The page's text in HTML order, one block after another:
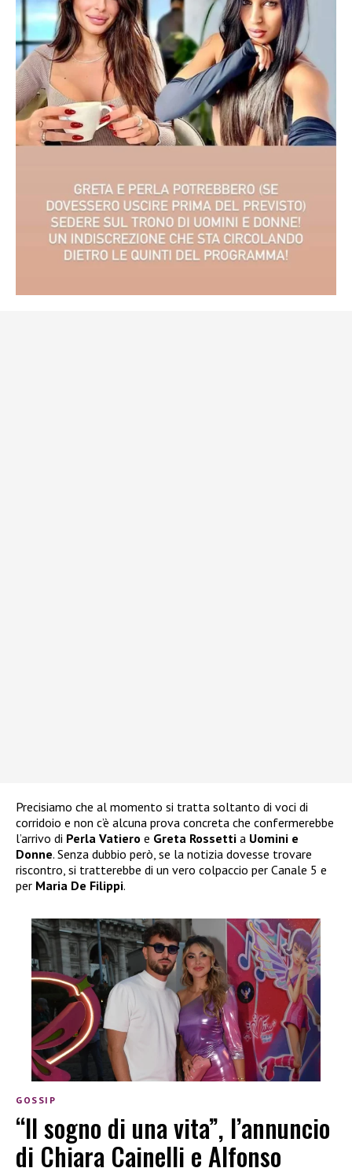
Precisiamo che al momento si tratta soltanto di voci di
corridoio e non c’è alcuna prova concreta che confermerebbe
l’arrivo di Perla Vatiero e Greta Rossetti a Uomini e
Donne. Senza dubbio però, se la notizia dovesse trovare
riscontro, si tratterebbe di un vero colpaccio per Canale 5 e
per Maria De Filippi.
GOSSIP
“Il sogno di una vita”, l’annuncio
di Chiara Cainelli e Alfonso